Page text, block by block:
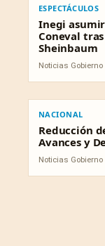
ESPECTÁCULOS
Inegi
Coneval
Sheinbaum
Noticias Gobierno
NACIONAL
Reducción
Avances y
Noticias Gobierno